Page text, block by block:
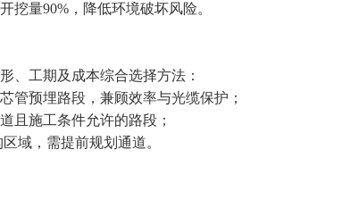
挖量90%，降低环境破坏风险‌。
、工期及成本综合选择方法：
管预埋路段，兼顾效率与光缆保护‌；
且施工条件允许的路段‌；
域，需提前规划通道‌。